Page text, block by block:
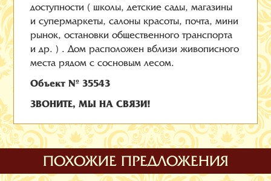
доступности ( школы, детские сады, магазины
и супермаркеты, салоны красоты, почта, мини
рынок, остановки общественного транспорта
и др. ) . Дом расположен вблизи живописного
места рядом с сосновым лесом.
Объект № 35543
ЗВОНИТЕ, МЫ НА СВЯЗИ!
ПОХОЖИЕ ПРЕДЛОЖЕНИЯ